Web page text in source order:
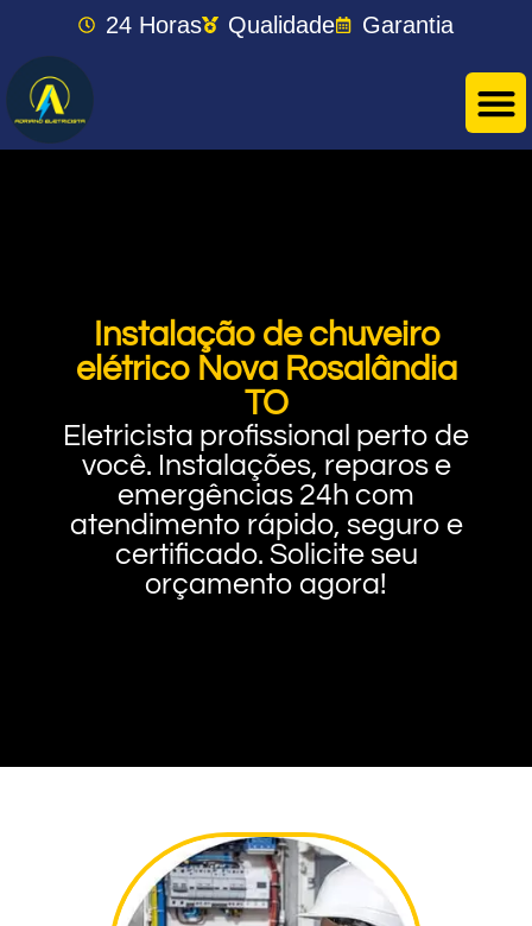
24 Horas Qualidade Garantia
Instalação de chuveiro
elétrico Nova Rosalândia
TO
Eletricista profissional perto de
você. Instalações, reparos e
emergências 24h com
atendimento rápido, seguro e
certificado. Solicite seu
orçamento agora!